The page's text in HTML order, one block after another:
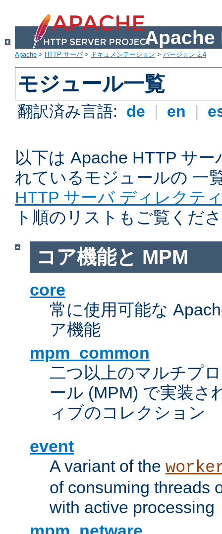
Apache
Apache > HTTP サーバ> ドキュメンテーション > バージョン 2.4
モジュール一覧
翻訳済み言語: de | en |
以下は Apache HTTP サ
れているモジュールの 一
HTTP サーバ ディレクテ
ト順のリストもご覧くだ
コア機能と MPM
core
常に使用可能な
ア機能
mpm_common
二つ以上のマルチプ
ール (MPM) で実装さ
ィブのコレクション
event
A variant of the
of consuming threads
with active processing